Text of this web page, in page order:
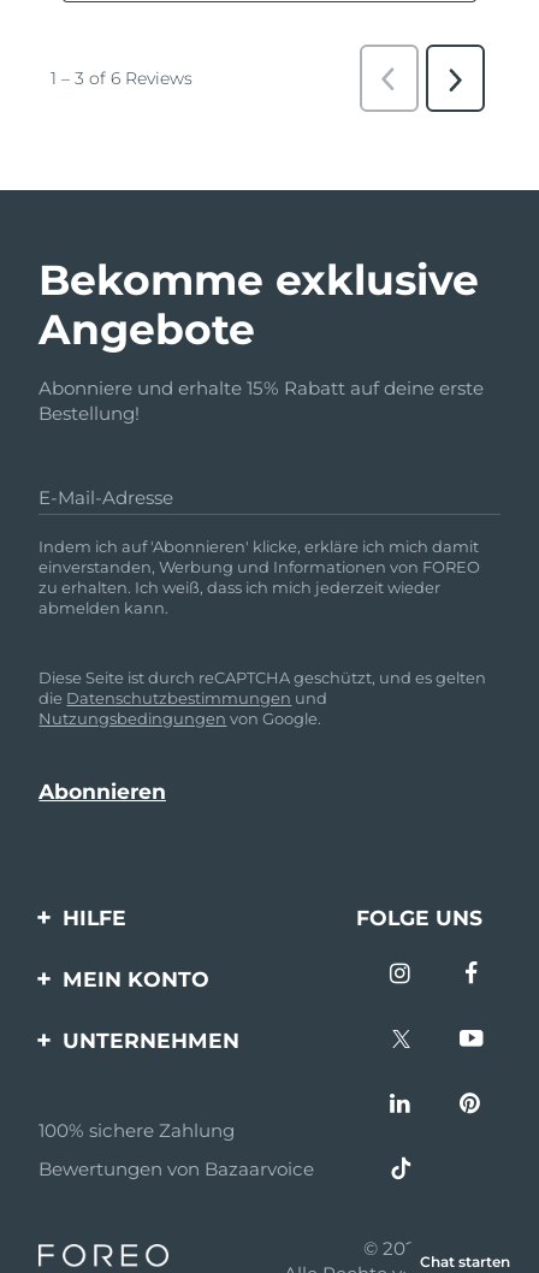
Bekomme exklusive
Angebote
Abonniere und erhalte 15% Rabatt auf deine erste
Bestellung!
E-Mail-Adresse
Indem ich auf 'Abonnieren' klicke, erkläre ich mich damit
einverstanden, Werbung und Informationen von FOREO
zu erhalten. Ich weiß, dass ich mich jederzeit wieder
abmelden kann.
Diese Seite ist durch reCAPTCHA geschützt, und es gelten
die Datenschutzbestimmungen und
Nutzungsbedingungen von Google.
HILFE
Kontaktiere uns
FOLGE UNS
MEIN KONTO
UNTERNEHMEN
Partnerprogramm
Partner Nachrichten
100% sichere Zahlung
Bewertungen von Bazaarvoice
© 2026 FOREO
Chat starten